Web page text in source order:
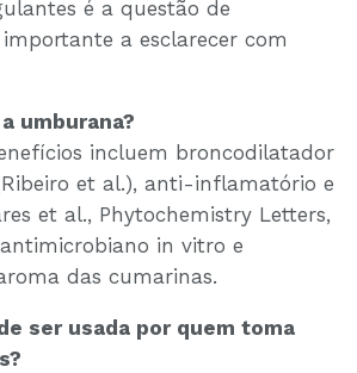
é a questão de
a esclarecer com
umburana?
incluem broncodilatador
et al.), anti-inflamatório e
et al., Phytochemistry Letters,
in vitro e
das cumarinas.
ser usada por quem toma